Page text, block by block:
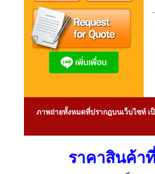
ภาพถ่ายทั้งหมดที่ปรากฎบนเว็บไซท์
ราคาสินค้า